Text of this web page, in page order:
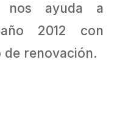
nos ayuda a
2012 con
de renovación.